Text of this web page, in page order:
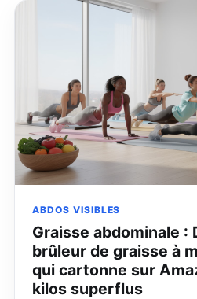
ABDOS VISIBLES
Graisse abdominale :
brûleur de graisse à
qui cartonne sur
kilos superflus